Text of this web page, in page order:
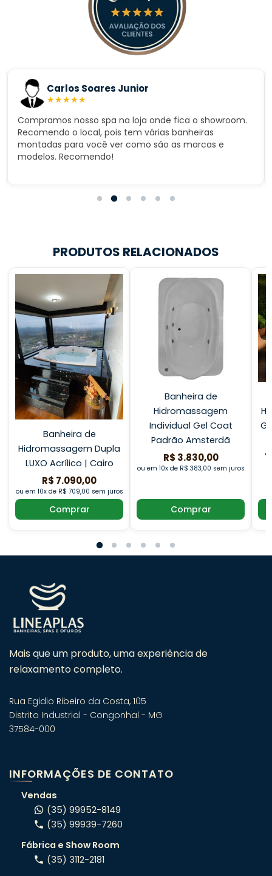
Carlos Soares Junior
★★★★★
Compramos nosso spa na loja onde fica o showroom.
Recomendo o local, pois tem várias banheiras
montadas para você ver como são as marcas e
modelos. Recomendo!
PRODUTOS RELACIONADOS
Banheira de
Hidromassagem Dupla
LUXO Acrílico | Cairo
R$ 7.090,00
ou em 10x de R$ 709,00 sem juros
Comprar
Banheira de
Hidromassagem
Individual Gel Coat
Padrão Amsterdã
R$ 3.830,00
ou em 10x de R$ 383,00 sem juros
Comprar
Mais que um produto, uma experiência de
relaxamento completo.
Rua Egidio Ribeiro da Costa, 105
Distrito Industrial - Congonhal - MG
37584-000
INFORMAÇÕES DE CONTATO
Vendas
(35) 99952-8149
(35) 99939-7260
Fábrica e Show Room
(35) 3112-2181
banheiras! 🛁
ORÇAMENTO RÁPIDO
Conte o seu projeto e indicamos o